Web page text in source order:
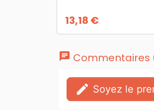
Prix
13,18 €
chat Commentaires
edit Soyez le